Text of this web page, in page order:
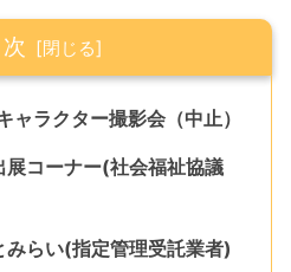
ャラクター撮影会（中止）
コーナー(社会福祉協議
らい(指定管理受託業者)